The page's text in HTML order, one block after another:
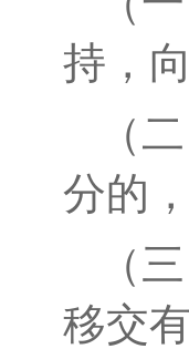
持，
（
分的
（
移交